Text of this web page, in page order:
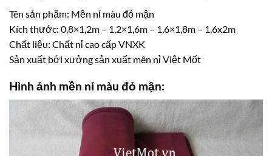
Tên sản phẩm: Mền nỉ màu đỏ mận
Kích thước: 0,8×1,2m – 1,2×1,6m – 1,6×1,8m – 1,6x2m
Chất liệu: Chất nỉ cao cấp VNXK
Sản xuất bới xưởng sản xuất mên nỉ Việt Mốt
Hình ảnh mền nỉ màu đỏ mận: